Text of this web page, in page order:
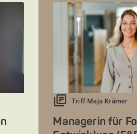
Triff Maja Krämer
Managerin für